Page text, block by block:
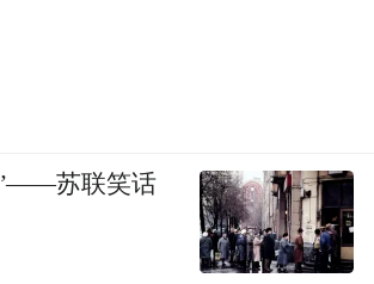
苏联笑话